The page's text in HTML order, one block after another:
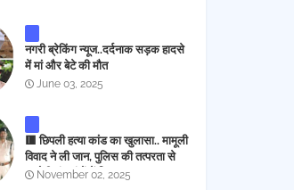
नगरी ब्रेकिंग न्यूज..दर्दनाक सड़क हादसे
में मां और बेटे की मौत
June 03, 2025
🟥 छिपली हत्या कांड का खुलासा.. मामूली
विवाद ने ली जान, पुलिस की तत्परता से
आरोपी चंद घंटों में गिरफ्तार
November 02, 2025